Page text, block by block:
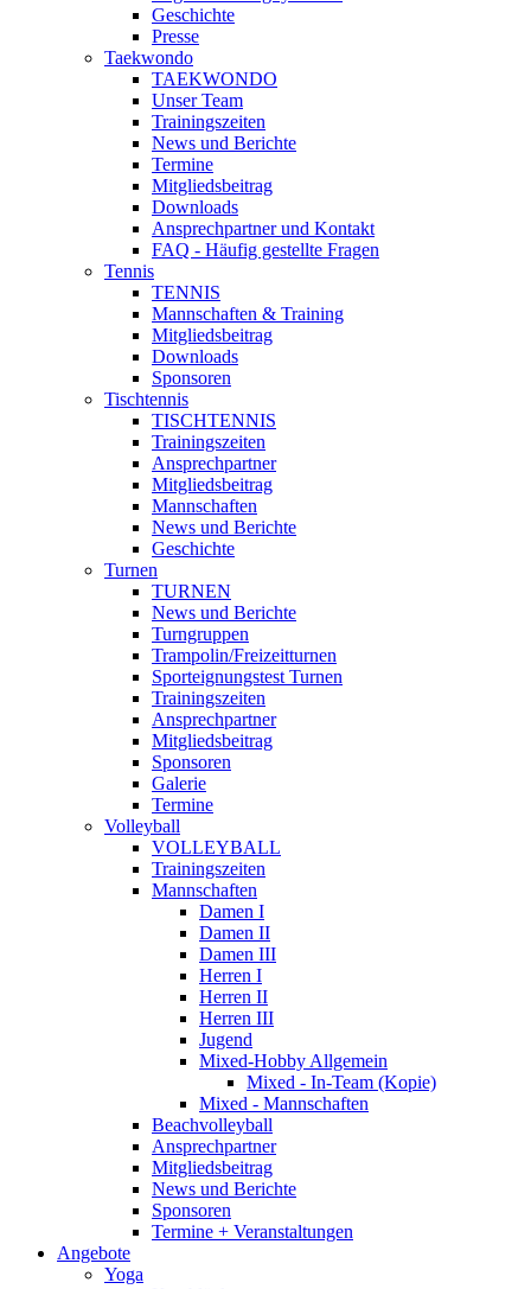
Geschichte
Presse
Taekwondo
TAEKWONDO
Unser Team
Trainingszeiten
News und Berichte
Termine
Mitgliedsbeitrag
Downloads
Ansprechpartner und Kontakt
FAQ - Häufig gestellte Fragen
Tennis
TENNIS
Mannschaften & Training
Mitgliedsbeitrag
Downloads
Sponsoren
Tischtennis
TISCHTENNIS
Trainingszeiten
Ansprechpartner
Mitgliedsbeitrag
Mannschaften
News und Berichte
Geschichte
Turnen
TURNEN
News und Berichte
Turngruppen
Trampolin/Freizeitturnen
Sporteignungstest Turnen
Trainingszeiten
Ansprechpartner
Mitgliedsbeitrag
Sponsoren
Galerie
Termine
Volleyball
VOLLEYBALL
Trainingszeiten
Mannschaften
Damen I
Damen II
Damen III
Herren I
Herren II
Herren III
Jugend
Mixed-Hobby Allgemein
Mixed - In-Team (Kopie)
Mixed - Mannschaften
Beachvolleyball
Ansprechpartner
Mitgliedsbeitrag
News und Berichte
Sponsoren
Termine + Veranstaltungen
Angebote
Yoga